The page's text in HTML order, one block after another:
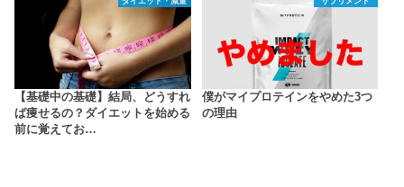
【基礎中の基礎】結局、どうすれ
ば痩せるの？ダイエットを始める
前に覚えてお…
僕がマイプロテインをやめた3つ
の理由